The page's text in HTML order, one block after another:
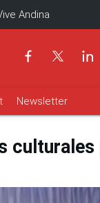
Andina
Newsletter
culturales